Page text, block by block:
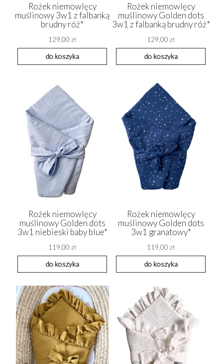
Rożek niemowlęcy
muślinowy 3w1 z falbanką
brudny róż*
129,00 zł
do koszyka
Rożek niemowlęcy
muślinowy Golden dots
3w1 z falbanką brudny róż*
129,00 zł
do koszyka
Rożek niemowlęcy
muślinowy Golden dots
3w1 niebieski baby blue*
119,00 zł
do koszyka
Rożek niemowlęcy
muślinowy Golden dots
3w1 granatowy*
119,00 zł
do koszyka